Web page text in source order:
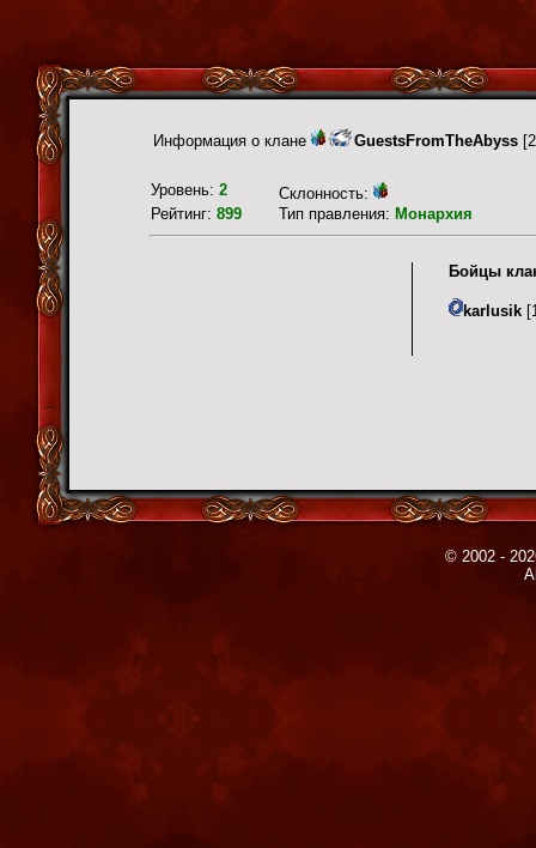
Информация о клане GuestsFromTheAbyss
Уровень: 2
Склонность:
Рейтинг: 899 Тип правления: Монархия
Бойцы
karlusik
© 2002 -